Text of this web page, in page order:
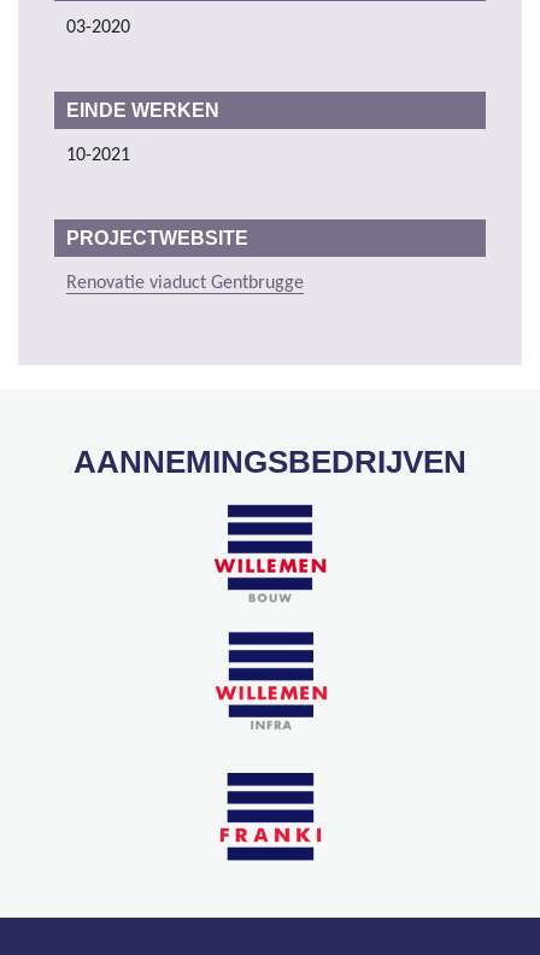
03-2020
EINDE WERKEN
10-2021
PROJECTWEBSITE
Renovatie viaduct Gentbrugge
AANNEMINGSBEDRIJVEN